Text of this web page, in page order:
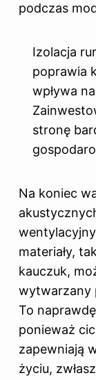
podczas
Izolacja
poprawia
wpływa
stronę
Na koniec
materiały,
kauczuk,
wytwarzany
To
ponieważ
zapewniają
życiu,